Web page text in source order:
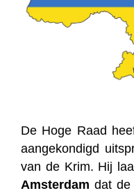
De Hoge Raad
aangekondigd
van de Krim. Hij
Amsterdam dat de